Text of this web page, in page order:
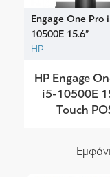
Engage One Pro
10500E 15.6”
HP
HP Engage
i5-10500E
Touch